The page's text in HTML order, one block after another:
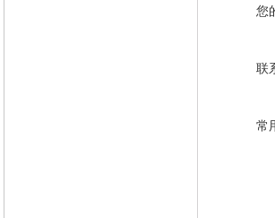
您
联
常